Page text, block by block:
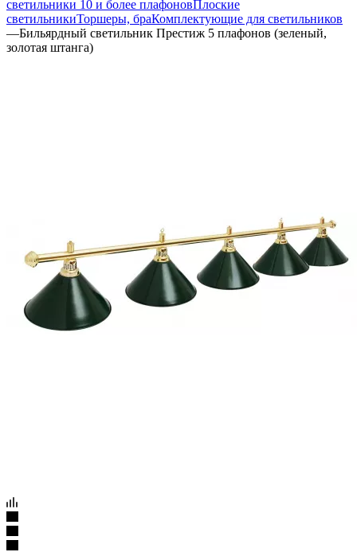
светильники 10 и более плафоновПлоские
светильникиТоршеры, браКомплектующие для светильников
—Бильярдный светильник Престиж 5 плафонов (зеленый,
золотая штанга)